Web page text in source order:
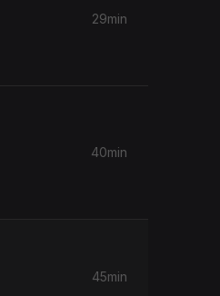
29min
40min
45min